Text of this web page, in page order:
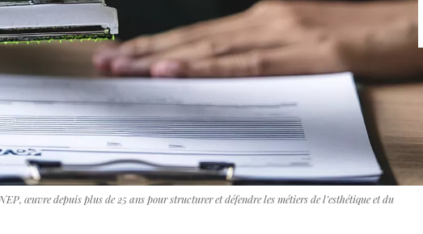
œuvre depuis plus de 25 ans pour structurer et défendre les métiers de l’esthétique et du